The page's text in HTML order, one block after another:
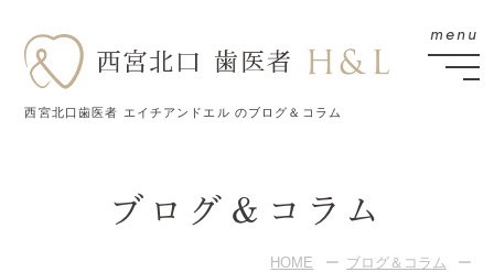
西宮北口歯医者 エイチアンドエル のブログ＆コラム
ブログ＆コラム
HOME
ブログ＆コラム